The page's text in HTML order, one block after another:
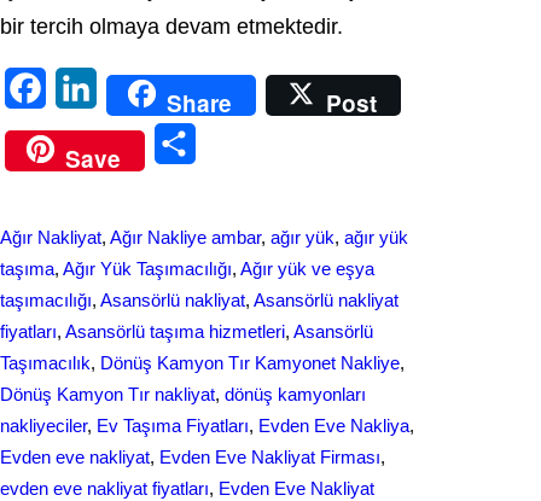
bir tercih olmaya devam etmektedir.
a
c
o
o
k
i
n
e
d
I
n
Share
Post
Save
r
e
Ağır Nakliyat, Ağır Nakliye ambar, ağır yük, ağır yük
taşıma, Ağır Yük Taşımacılığı, Ağır yük ve eşya
taşımacılığı, Asansörlü nakliyat, Asansörlü nakliyat
fiyatları, Asansörlü taşıma hizmetleri, Asansörlü
Taşımacılık, Dönüş Kamyon Tır Kamyonet Nakliye
Dönüş Kamyon Tır nakliyat, dönüş kamyonları
nakliyeciler, Ev Taşıma Fiyatları, Evden Eve Nakliya
Evden eve nakliyat, Evden Eve Nakliyat Firması
evden eve nakliyat fіyatları, Evden Eve Nakliyat